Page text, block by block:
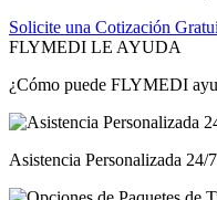
Solicite una Cotización
FLYMEDI LE AYUDA
¿Cómo puede FLYMEDI
Asistencia Personalizada 24/